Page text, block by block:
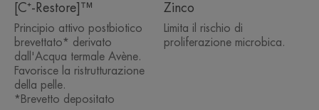
pelle tatuata*******.
L’OPINIONE DEL NOSTRO ESPERTO
[C⁺-Restore]™
Principio attivo postbiotico
brevettato* derivato
dall'Acqua termale Avène.
Favorisce la ristrutturazione
della pelle.
*Brevetto depositato
Zinco
Limita il rischio di
proliferazione microbica.